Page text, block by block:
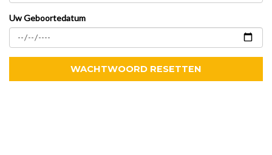
Uw Geboortedatum
WACHTWOORD RESETTEN